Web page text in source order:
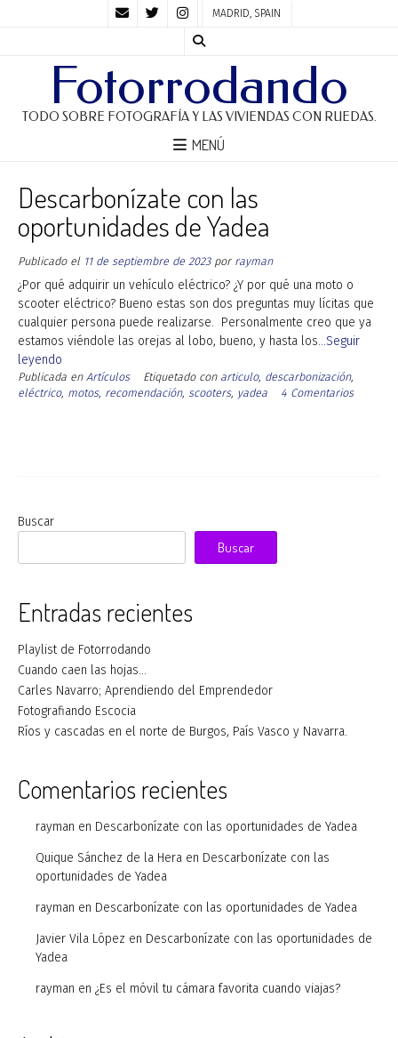
MADRID, SPAIN
Fotorrodando
TODO SOBRE FOTOGRAFÍA Y LAS VIVIENDAS CON RUEDAS.
MENÚ
Descarbonízate con las
oportunidades de Yadea
Publicado el 11 de septiembre de 2023por rayman
¿Por qué adquirir un vehículo eléctrico? ¿Y por qué una moto o
scooter eléctrico? Bueno estas son dos preguntas muy lícitas que
cualquier persona puede realizarse. Personalmente creo que ya
estamos viéndole las orejas al lobo, bueno, y hasta los...Seguir
leyendo
Publicada en Artículos Etiquetado con articulo, descarbonización,
eléctrico, motos, recomendación, scooters, yadea 4 Comentarios
Buscar
Buscar
Entradas recientes
Playlist de Fotorrodando
Cuando caen las hojas…
Carles Navarro; Aprendiendo del Emprendedor
Fotografiando Escocia
Ríos y cascadas en el norte de Burgos, País Vasco y Navarra.
Comentarios recientes
rayman en Descarbonízate con las oportunidades de Yadea
Quique Sánchez de la Hera en Descarbonízate con las
oportunidades de Yadea
rayman en Descarbonízate con las oportunidades de Yadea
Javier Vila López en Descarbonízate con las oportunidades de
Yadea
rayman en ¿Es el móvil tu cámara favorita cuando viajas?